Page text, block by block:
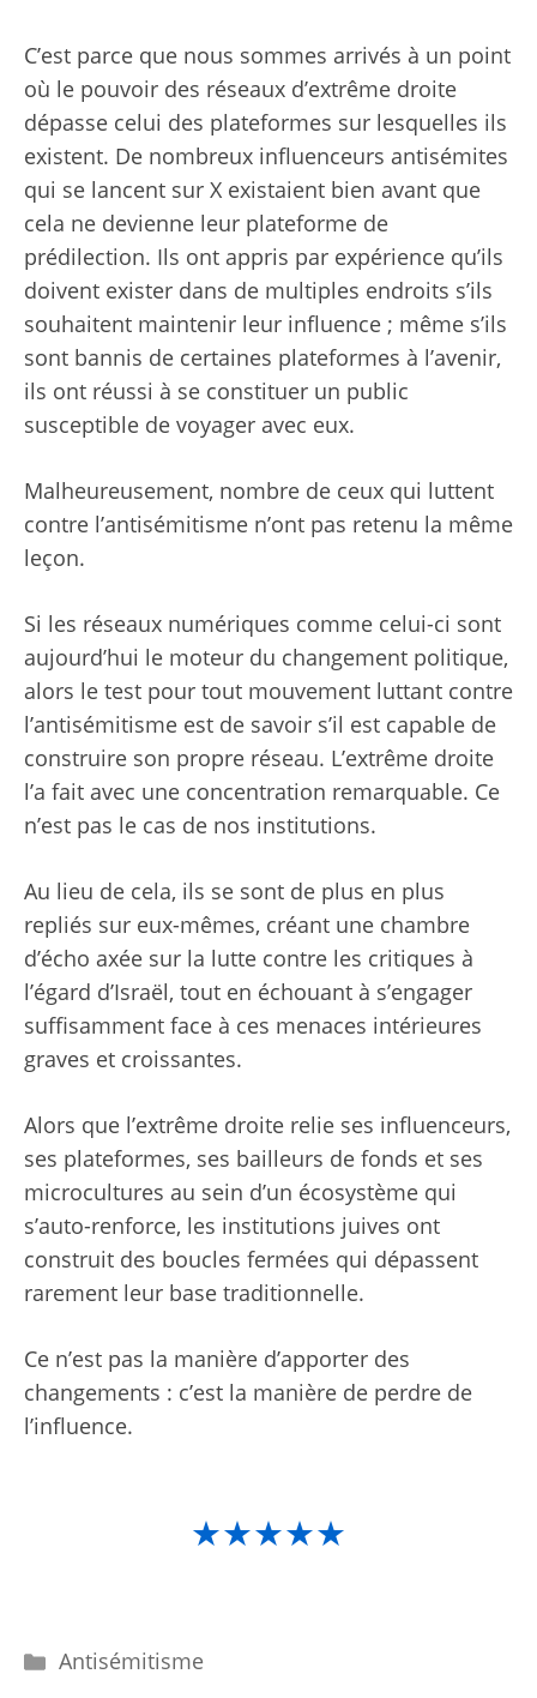
C’est parce que nous sommes arrivés à un point
où le pouvoir des réseaux d’extrême droite
dépasse celui des plateformes sur lesquelles ils
existent. De nombreux influenceurs antisémites
qui se lancent sur X existaient bien avant que
cela ne devienne leur plateforme de
prédilection. Ils ont appris par expérience qu’ils
doivent exister dans de multiples endroits s’ils
souhaitent maintenir leur influence ; même s’ils
sont bannis de certaines plateformes à l’avenir,
ils ont réussi à se constituer un public
susceptible de voyager avec eux.
Malheureusement, nombre de ceux qui luttent
contre l’antisémitisme n’ont pas retenu la même
leçon.
Si les réseaux numériques comme celui-ci sont
aujourd’hui le moteur du changement politique,
alors le test pour tout mouvement luttant contre
l’antisémitisme est de savoir s’il est capable de
construire son propre réseau. L’extrême droite
l’a fait avec une concentration remarquable. Ce
n’est pas le cas de nos institutions.
Au lieu de cela, ils se sont de plus en plus
repliés sur eux-mêmes, créant une chambre
d’écho axée sur la lutte contre les critiques à
l’égard d’Israël, tout en échouant à s’engager
suffisamment face à ces menaces intérieures
graves et croissantes.
Alors que l’extrême droite relie ses influenceurs,
ses plateformes, ses bailleurs de fonds et ses
microcultures au sein d’un écosystème qui
s’auto-renforce, les institutions juives ont
construit des boucles fermées qui dépassent
rarement leur base traditionnelle.
Ce n’est pas la manière d’apporter des
changements : c’est la manière de perdre de
l’influence.
★★★★★
Catégories
Antisémitisme